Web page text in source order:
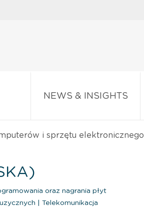
NEWS & INSIGHTS
i sprzętu elektronicznego
oraz nagrania płyt
Telekomunikacja